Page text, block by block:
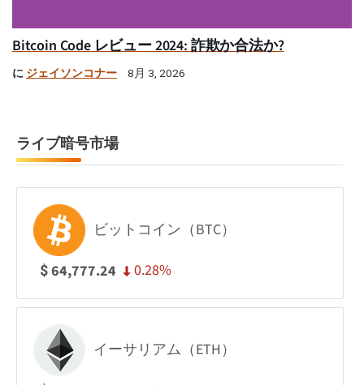
Bitcoin Code レビュー 2024: 詐欺か合法か?
に ジェイソンコナー 8月 3, 2026
ライブ暗号市場
ビットコイン（BTC）
$64,777.24 0.28%
イーサリアム（ETH）